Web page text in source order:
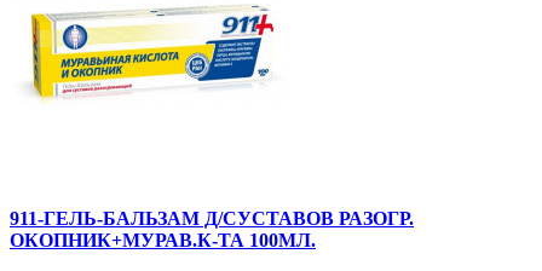
911-ГЕЛЬ-БАЛЬЗАМ Д/СУСТАВОВ РАЗОГР.
ОКОПНИК+МУРАВ.К-ТА 100МЛ.